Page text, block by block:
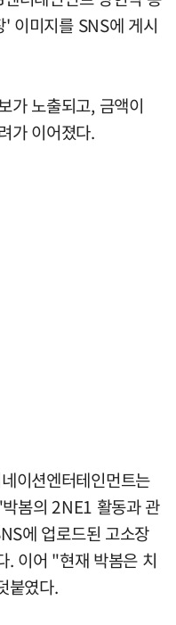
이미지를 SNS에 게시
가 노출되고, 금액이
가 이어졌다.
이션엔터테인먼트는
봄의 2NE1 활동과 관
에 업로드된 고소장
. 이어 "현재 박봄은 치
붙였다.